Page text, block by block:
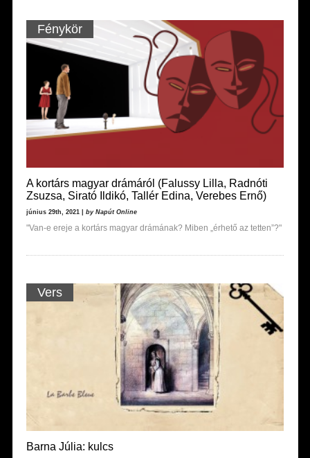
Fénykör
A kortárs magyar drámáról (Falussy Lilla, Radnóti
Zsuzsa, Sirató Ildikó, Tallér Edina, Verebes Ernő)
június 29th, 2021 | by Napút Online
"Van-e ereje a kortárs magyar drámának? Miben „érhető az tetten”?"
Vers
Barna Júlia: kulcs